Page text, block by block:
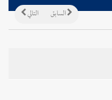
التالي السابق